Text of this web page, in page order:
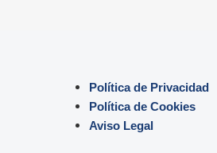
Política de Privacidad
Política de Cookies
Aviso Legal